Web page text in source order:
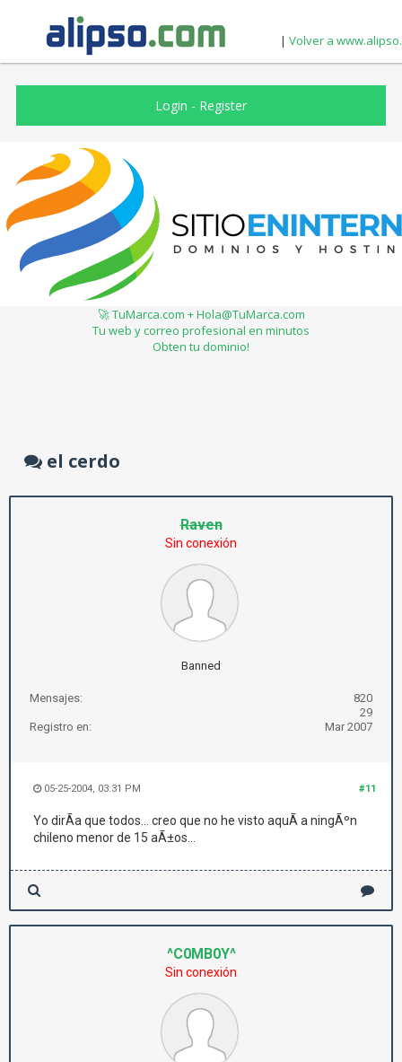
| Volver a
Login - Register
🚀 TuMarca.com + Hola@TuMarca.com
Tu web y correo profesional en minutos
Obten tu dominio!
el cerdo
Raven
Sin conexión
Banned
Mensajes:
820
29
Registro en:
Mar 2007
#11
05-25-2004, 03:31 PM
Yo dirÃ­a que todos... creo que no he visto aquÃ­ a ningÃºn
chileno menor de 15 aÃ±os...
^C0MB0Y^
Sin conexión